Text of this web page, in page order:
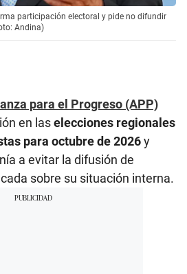
participación electoral y pide no difundir
Andina)
para el Progreso (APP)
en laselecciones regionales
para octubre de 2026y
a evitar la difusión de
sobre su situación interna.